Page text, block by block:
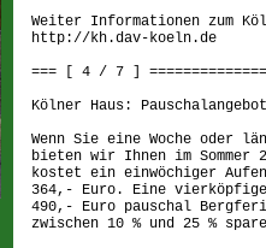
Weiter Informationen zum
http://kh.dav-koeln.de
=== [ 4 / 7 ]
Kölner Haus:
Wenn Sie eine Woche oder
bieten wir Ihnen im Sommer
kostet ein einwöchiger
364,- Euro. Eine
490,- Euro pauschal
zwischen 10 % und 25 %